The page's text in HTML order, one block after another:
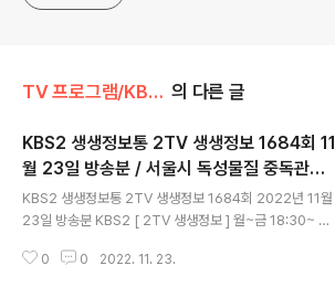
TV 프로그램/KBS 2TV 생생정보통 의 다른 글
KBS2 생생정보통 2TV 생생정보 1684회 11
월 23일 방송분 / 서울시 독성물질 중독관리
센터, 한국산업안전보건공단 서울광역본부,
경기도 수원시 지동시장 엄마네 순대곱창
KBS2 생생정보통 2TV 생생정보 1684회 2022년 11월
23일 방송분 KBS2 [ 2TV 생생정보 ] 월~금 18:30~ 방
서울특별시 성북구 정릉로 161 고려대학교 메디사이언스
0 0 2022. 11. 23.